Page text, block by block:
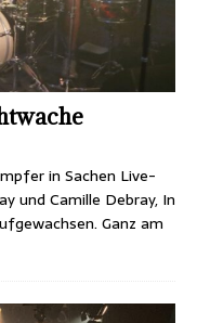
in Sachen Live-
und Camille Debray, In
Ganz am